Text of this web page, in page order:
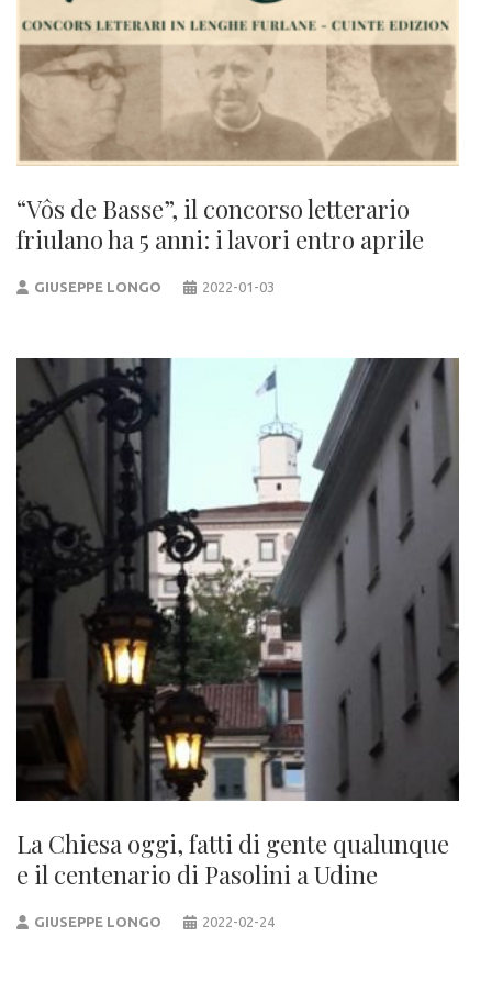
“Vôs de Basse”, il concorso letterario
friulano ha 5 anni: i lavori entro aprile
GIUSEPPE LONGO 2022-01-03
La Chiesa oggi, fatti di gente qualunque
e il centenario di Pasolini a Udine
GIUSEPPE LONGO 2022-02-24